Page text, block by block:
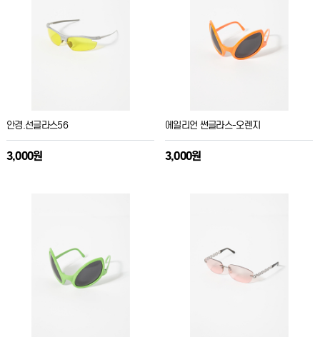
안경.선글라스56
3,000원
에일리언 썬글라스-오렌지
3,000원